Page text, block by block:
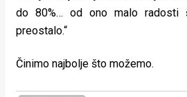
do 80%… od ono malo radosti
preostalo.“
Činimo najbolje što možemo.